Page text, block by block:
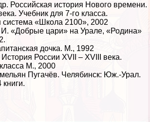
Российская история Нового времени.
Учебник для 7-го класса.
система «Школа 2100», 2002
«Добрые цари» на Урале, «Родина»
дочка. М., 1992
России XVII – XVIII века.
М., 2000
Пугачёв. Челябинск: Юж.-Урал.
книги.